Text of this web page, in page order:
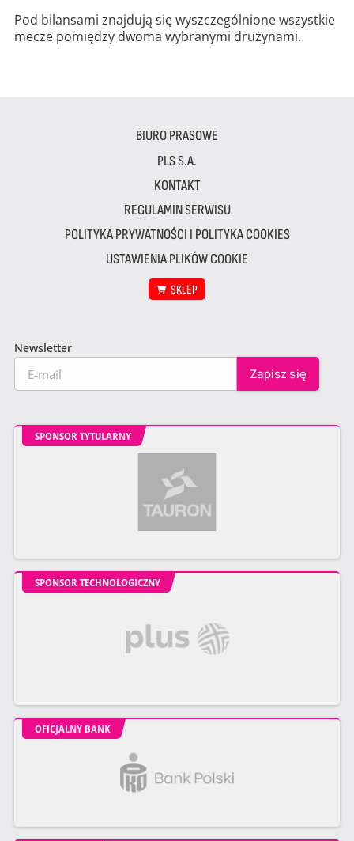
Pod bilansami znajdują się wyszczególnione wszystkie
mecze pomiędzy dwoma wybranymi drużynami.
BIURO PRASOWE
PLS S.A.
KONTAKT
REGULAMIN SERWISU
POLITYKA PRYWATNOŚCI I POLITYKA COOKIES
USTAWIENIA PLIKÓW COOKIE
SKLEP
Newsletter
SPONSOR TYTULARNY
SPONSOR TECHNOLOGICZNY
OFICJALNY BANK